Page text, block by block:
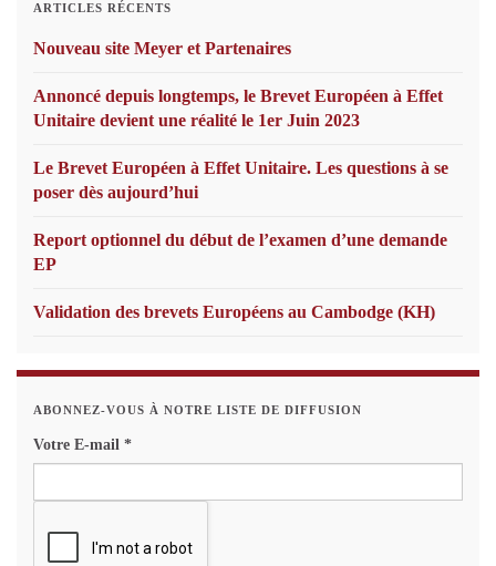
ARTICLES RÉCENTS
Nouveau site Meyer et Partenaires
Annoncé depuis longtemps, le Brevet Européen à Effet
Unitaire devient une réalité le 1er Juin 2023
Le Brevet Européen à Effet Unitaire. Les questions à se
poser dès aujourd’hui
Report optionnel du début de l’examen d’une demande
EP
Validation des brevets Européens au Cambodge (KH)
ABONNEZ-VOUS À NOTRE LISTE DE DIFFUSION
Votre E-mail *